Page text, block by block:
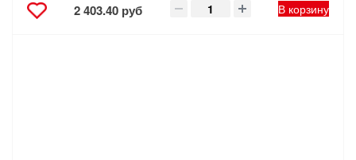
2 403.40 руб В корзину